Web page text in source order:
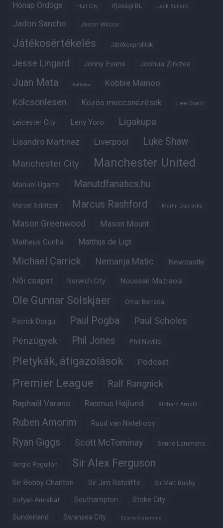
Hónap Ördöge Hull City Ifjúsági BL Jack Butland
Jadon Sancho Jason Wilcox
Játékosértékelés Játékosprofilok
Jesse Lingard Jonny Evans Joshua Zirkzee
Juan Mata Karl Darlow Kobbie Mainoo
Kölcsönlesen Közös meccsnézések Lee Grant
Leicester City Leny Yoro Ligakupa
Lisandro Martinez Liverpool Luke Shaw
Manchester City Manchester United
Manuel Ugarte Manutdfanatics.hu
Marcel Sabitzer Marcus Rashford Martin Dubravka
Mason Greenwood Mason Mount
Matheus Cunha Matthijs de Ligt
Michael Carrick Nemanja Matic Newcastle
Női csapat Norwich City Noussair Mazraoui
Ole Gunnar Solskjaer Omar Berrada
Patrick Dorgu Paul Pogba Paul Scholes
Pénzügyek Phil Jones Phil Neville
Pletykák, átigazolások Podcast
Premier League Ralf Rangnick
Raphaël Varane Rasmus Højlund Richard Arnold
Ruben Amorim Ruud van Nistelrooy
Ryan Giggs Scott McTominay Senne Lammens
Sergio Reguilon Sir Alex Ferguson
Sir Bobby Charlton Sir Jim Ratcliffe Sir Matt Busby
Sofyan Amrabat Southampton Stoke City
Sunderland Swansea City Szurkoló szemmel